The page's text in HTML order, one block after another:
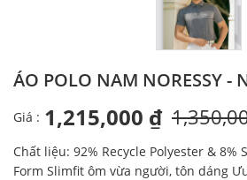
ÁO POLO NAM NORESSY -
Giá : 1,215,000 ₫
Chất liệu: 92% Recycle Polyester & 8%
Form Slimfit ôm vừa người, tôn dáng